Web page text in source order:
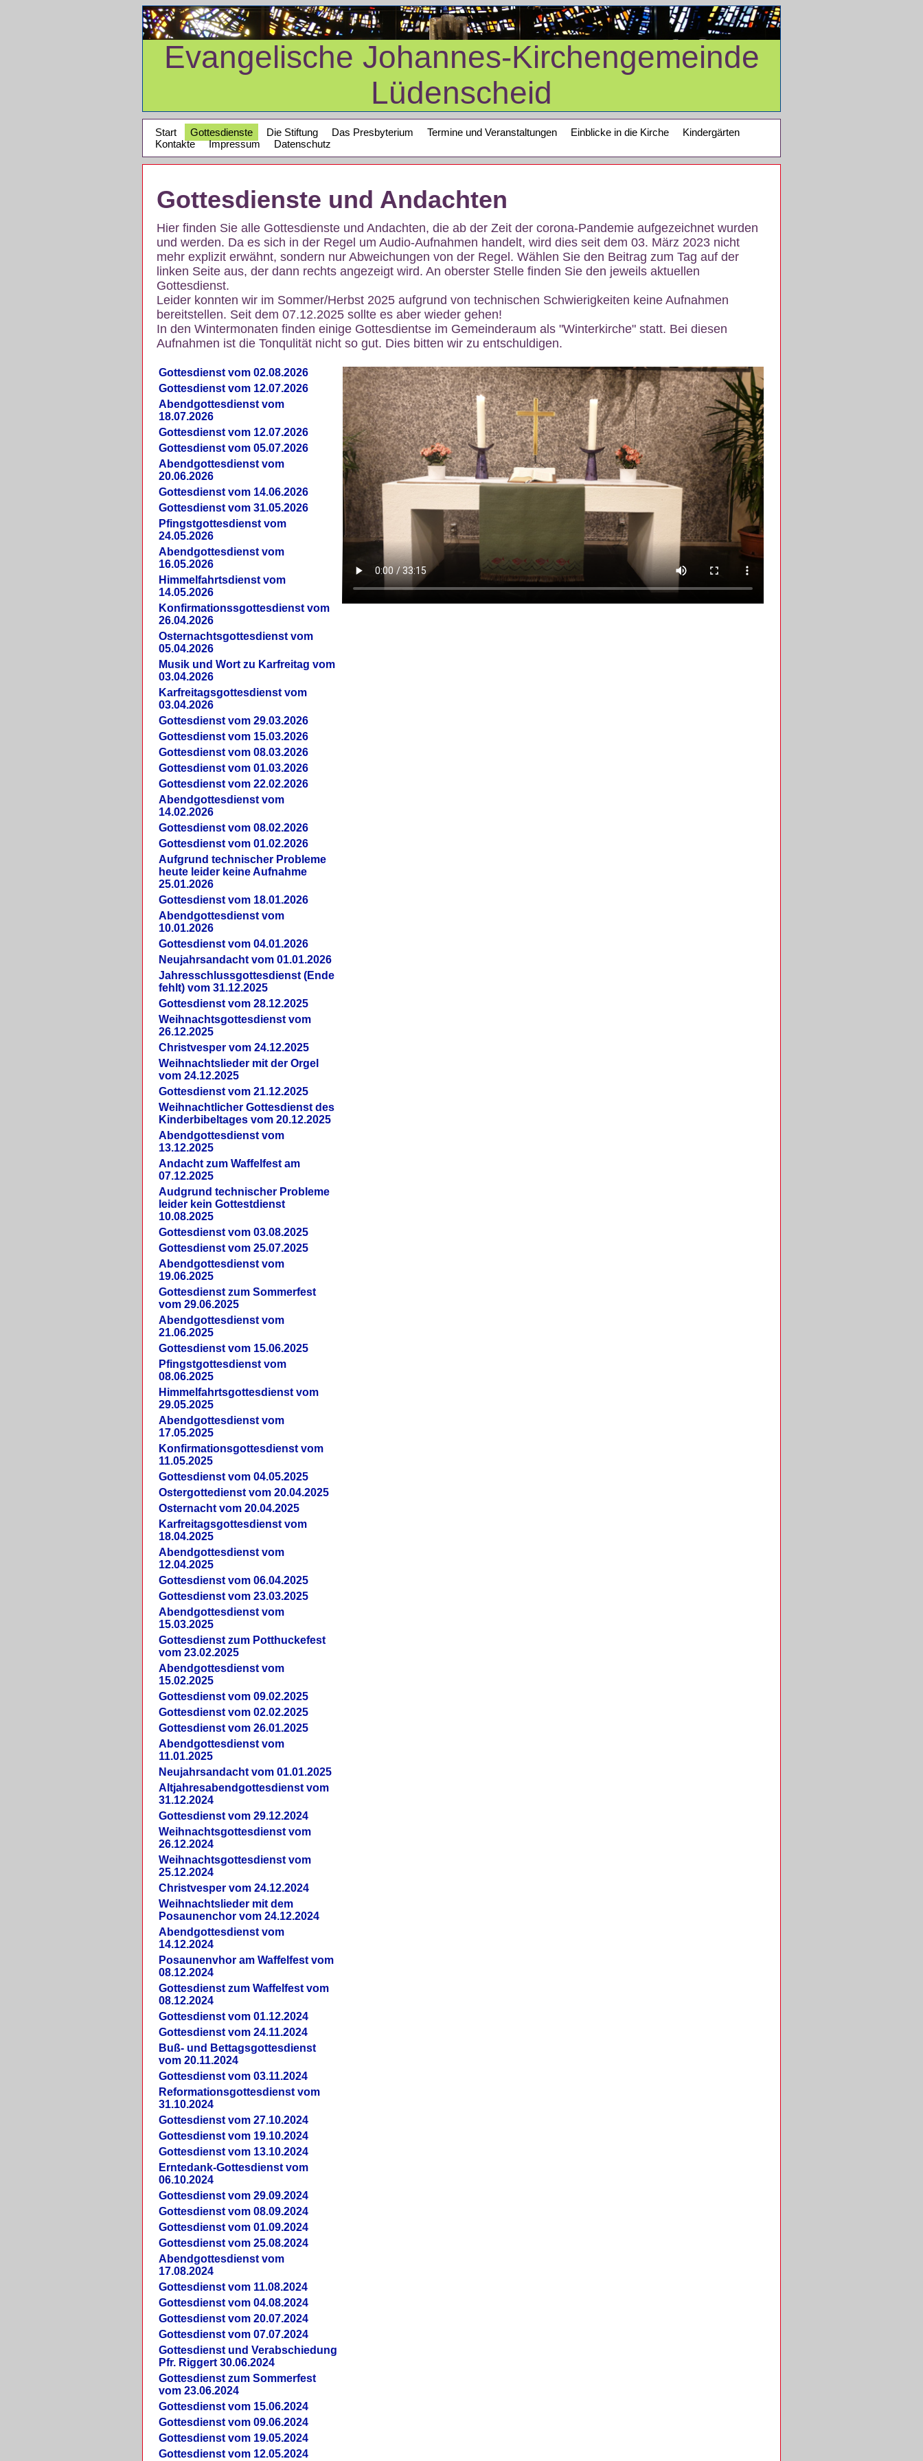
Evangelische Johannes-Kirchengemeinde
Lüdenscheid
Start Gottesdienste Die Stiftung Das Presbyterium Termine und Veranstaltungen Einblicke in die Kirche
Kindergärten
Kontakte
Impressum Datenschutz
Gottesdienste und Andachten
Hier finden Sie alle Gottesdienste und Andachten, die ab der Zeit der corona-Pandemie aufgezeichnet wurden
und werden. Da es sich in der Regel um Audio-Aufnahmen handelt, wird dies seit dem 03. März 2023 nicht
mehr explizit erwähnt, sondern nur Abweichungen von der Regel. Wählen Sie den Beitrag zum Tag auf der
linken Seite aus, der dann rechts angezeigt wird. An oberster Stelle finden Sie den jeweils aktuellen
Gottesdienst.
Leider konnten wir im Sommer/Herbst 2025 aufgrund von technischen Schwierigkeiten keine Aufnahmen
bereitstellen. Seit dem 07.12.2025 sollte es aber wieder gehen!
In den Wintermonaten finden einige Gottesdientse im Gemeinderaum als "Winterkirche" statt. Bei diesen
Aufnahmen ist die Tonqulität nicht so gut. Dies bitten wir zu entschuldigen.
Gottesdienst vom 02.08.2026
Gottesdienst vom 12.07.2026
Abendgottesdienst vom
18.07.2026
Gottesdienst vom 12.07.2026
Gottesdienst vom 05.07.2026
Abendgottesdienst vom
20.06.2026
Gottesdienst vom 14.06.2026
Gottesdienst vom 31.05.2026
Pfingstgottesdienst vom
24.05.2026
Abendgottesdienst vom
16.05.2026
Himmelfahrtsdienst vom
14.05.2026
Konfirmationssgottesdienst vom
26.04.2026
Osternachtsgottesdienst vom
05.04.2026
Musik und Wort zu Karfreitag vom
03.04.2026
Karfreitagsgottesdienst vom
03.04.2026
Gottesdienst vom 29.03.2026
Gottesdienst vom 15.03.2026
Gottesdienst vom 08.03.2026
Gottesdienst vom 01.03.2026
Gottesdienst vom 22.02.2026
Abendgottesdienst vom
14.02.2026
Gottesdienst vom 08.02.2026
Gottesdienst vom 01.02.2026
Aufgrund technischer Probleme
heute leider keine Aufnahme
25.01.2026
Gottesdienst vom 18.01.2026
Abendgottesdienst vom
10.01.2026
Gottesdienst vom 04.01.2026
Neujahrsandacht vom 01.01.2026
Jahresschlussgottesdienst (Ende
fehlt) vom 31.12.2025
Gottesdienst vom 28.12.2025
Weihnachtsgottesdienst vom
26.12.2025
Christvesper vom 24.12.2025
Weihnachtslieder mit der Orgel
vom 24.12.2025
Gottesdienst vom 21.12.2025
Weihnachtlicher Gottesdienst des
Kinderbibeltages vom 20.12.2025
Abendgottesdienst vom
13.12.2025
Andacht zum Waffelfest am
07.12.2025
Audgrund technischer Probleme
leider kein Gottestdienst
10.08.2025
Gottesdienst vom 03.08.2025
Gottesdienst vom 25.07.2025
Abendgottesdienst vom
19.06.2025
Gottesdienst zum Sommerfest
vom 29.06.2025
Abendgottesdienst vom
21.06.2025
Gottesdienst vom 15.06.2025
Pfingstgottesdienst vom
08.06.2025
Himmelfahrtsgottesdienst vom
29.05.2025
Abendgottesdienst vom
17.05.2025
Konfirmationsgottesdienst vom
11.05.2025
Gottesdienst vom 04.05.2025
Ostergottedienst vom 20.04.2025
Osternacht vom 20.04.2025
Karfreitagsgottesdienst vom
18.04.2025
Abendgottesdienst vom
12.04.2025
Gottesdienst vom 06.04.2025
Gottesdienst vom 23.03.2025
Abendgottesdienst vom
15.03.2025
Gottesdienst zum Potthuckefest
vom 23.02.2025
Abendgottesdienst vom
15.02.2025
Gottesdienst vom 09.02.2025
Gottesdienst vom 02.02.2025
Gottesdienst vom 26.01.2025
Abendgottesdienst vom
11.01.2025
Neujahrsandacht vom 01.01.2025
Altjahresabendgottesdienst vom
31.12.2024
Gottesdienst vom 29.12.2024
Weihnachtsgottesdienst vom
26.12.2024
Weihnachtsgottesdienst vom
25.12.2024
Christvesper vom 24.12.2024
Weihnachtslieder mit dem
Posaunenchor vom 24.12.2024
Abendgottesdienst vom
14.12.2024
Posaunenvhor am Waffelfest vom
08.12.2024
Gottesdienst zum Waffelfest vom
08.12.2024
Gottesdienst vom 01.12.2024
Gottesdienst vom 24.11.2024
Buß- und Bettagsgottesdienst
vom 20.11.2024
Gottesdienst vom 03.11.2024
Reformationsgottesdienst vom
31.10.2024
Gottesdienst vom 27.10.2024
Gottesdienst vom 19.10.2024
Gottesdienst vom 13.10.2024
Erntedank-Gottesdienst vom
06.10.2024
Gottesdienst vom 29.09.2024
Gottesdienst vom 08.09.2024
Gottesdienst vom 01.09.2024
Gottesdienst vom 25.08.2024
Abendgottesdienst vom
17.08.2024
Gottesdienst vom 11.08.2024
Gottesdienst vom 04.08.2024
Gottesdienst vom 20.07.2024
Gottesdienst vom 07.07.2024
Gottesdienst und Verabschiedung
Pfr. Riggert 30.06.2024
Gottesdienst zum Sommerfest
vom 23.06.2024
Gottesdienst vom 15.06.2024
Gottesdienst vom 09.06.2024
Gottesdienst vom 19.05.2024
Gottesdienst vom 12.05.2024